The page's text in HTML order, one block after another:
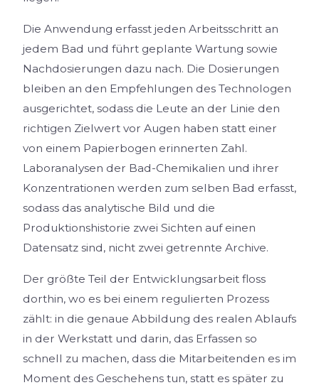
Die Anwendung erfasst jeden Arbeitsschritt an
jedem Bad und führt geplante Wartung sowie
Nachdosierungen dazu nach. Die Dosierungen
bleiben an den Empfehlungen des Technologen
ausgerichtet, sodass die Leute an der Linie den
richtigen Zielwert vor Augen haben statt einer
von einem Papierbogen erinnerten Zahl.
Laboranalysen der Bad-Chemikalien und ihrer
Konzentrationen werden zum selben Bad erfasst,
sodass das analytische Bild und die
Produktionshistorie zwei Sichten auf einen
Datensatz sind, nicht zwei getrennte Archive.
Der größte Teil der Entwicklungsarbeit floss
dorthin, wo es bei einem regulierten Prozess
zählt: in die genaue Abbildung des realen Ablaufs
in der Werkstatt und darin, das Erfassen so
schnell zu machen, dass die Mitarbeitenden es im
Moment des Geschehens tun, statt es später zu